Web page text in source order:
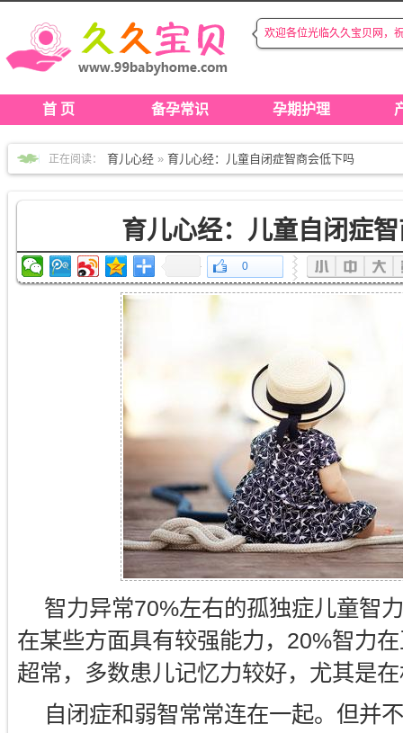
◆◆ 欢迎各位光临久久宝贝网，
首 页 备孕常识 孕期护理
正在阅读： 育儿心经 » 育儿心经：儿童自闭症智商会低下吗
育儿心经：儿童自闭症
0
智力异常70%左右的孤独症儿童智
在某些方面具有较强能力，20%智力
超常，多数患儿记忆力较好，尤其是
自闭症和弱智常常连在一起。但并